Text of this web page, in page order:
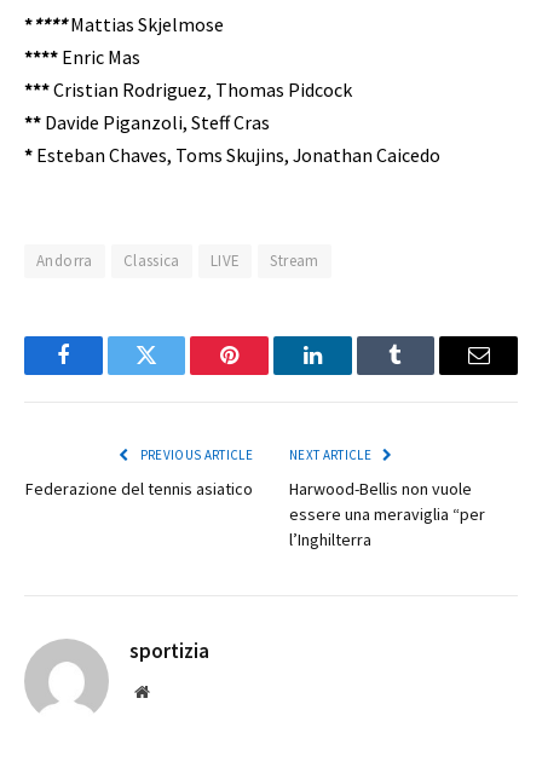
*****Mattias Skjelmose
**** Enric Mas
***Cristian Rodriguez, Thomas Pidcock
** Davide Piganzoli, Steff Cras
* Esteban Chaves, Toms Skujins, Jonathan Caicedo
Andorra Classica LIVE Stream
FacebookTwitter Pinterest LinkedInTumblr Email
PREVIOUS ARTICLE
Federazione del tennis asiatico
NEXT ARTICLE
Harwood-Bellis non vuole
essere una meraviglia “per
l’Inghilterra
sportizia
Website